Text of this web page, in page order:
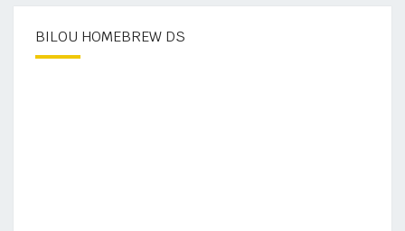
BILOU HOMEBREW DS